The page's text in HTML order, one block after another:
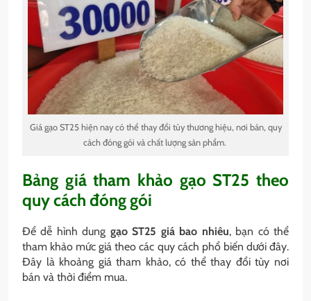
Giá gạo ST25 hiện nay có thể thay đổi tùy thương hiệu, nơi bán, quy
cách đóng gói và chất lượng sản phẩm.
Bảng giá tham khảo gạo ST25 theo
quy cách đóng gói
Để dễ hình dung gạo ST25 giá bao nhiêu, bạn có thể
tham khảo mức giá theo các quy cách phổ biến dưới đây.
Đây là khoảng giá tham khảo, có thể thay đổi tùy nơi
bán và thời điểm mua.